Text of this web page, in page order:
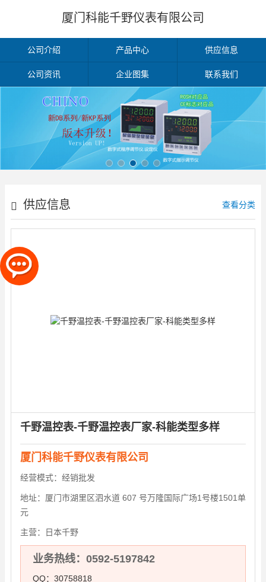
厦门科能千野仪表有限公司
公司介绍 产品中心 供应信息
公司资讯 企业图集 联系我们
供应信息 查看分类
千野温控表-千野温控表厂家-科能类型多样
厦门科能千野仪表有限公司
经营模式： 经销批发
地址： 厦门市湖里区泗水道 607 号万隆国际广场1号楼1501单
元
主营： 日本千野
业务热线：0592-5197842
QQ：30758818